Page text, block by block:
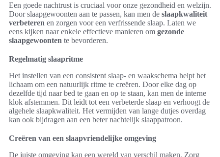
Een goede nachtrust is cruciaal voor onze gezondheid en welzijn.
Door slaapgewoonten aan te passen, kan men de slaapkwaliteit
verbeteren en zorgen voor een verfrissende slaap. Laten we
eens kijken naar enkele effectieve manieren om gezonde
slaapgewoonten te bevorderen.
Regelmatig slaapritme
Het instellen van een consistent slaap- en waakschema helpt het
lichaam om een natuurlijk ritme te creëren. Door elke dag op
dezelfde tijd naar bed te gaan en op te staan, kan men de interne
klok afstemmen. Dit leidt tot een verbeterde slaap en verhoogt de
algehele slaapkwaliteit. Het vermijden van lange dutjes overdag
kan ook bijdragen aan een beter nachtelijk slaappatroon.
Creëren van een slaapvriendelijke omgeving
De juiste omgeving kan een wereld van verschil maken. Zorg